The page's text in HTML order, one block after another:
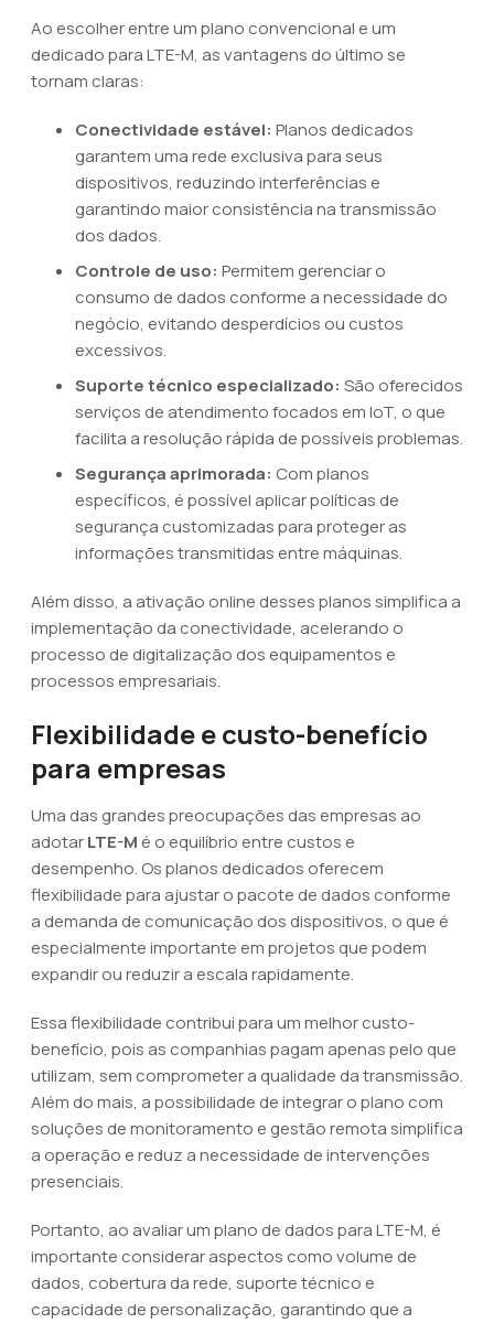
Ao escolher entre um plano convencional e um
dedicado para LTE-M, as vantagens do último se
tornam claras:
Conectividade estável: Planos dedicados
garantem uma rede exclusiva para seus
dispositivos, reduzindo interferências e
garantindo maior consistência na transmissão
dos dados.
Controle de uso: Permitem gerenciar o
consumo de dados conforme a necessidade do
negócio, evitando desperdícios ou custos
excessivos.
Suporte técnico especializado: São oferecidos
serviços de atendimento focados em IoT, o que
facilita a resolução rápida de possíveis problemas.
Segurança aprimorada: Com planos
específicos, é possível aplicar políticas de
segurança customizadas para proteger as
informações transmitidas entre máquinas.
Além disso, a ativação online desses planos simplifica a
implementação da conectividade, acelerando o
processo de digitalização dos equipamentos e
processos empresariais.
Flexibilidade e custo-benefício
para empresas
Uma das grandes preocupações das empresas ao
adotarLTE-M é o equilíbrio entre custos e
desempenho. Os planos dedicados oferecem
flexibilidade para ajustar o pacote de dados conforme
a demanda de comunicação dos dispositivos, o que é
especialmente importante em projetos que podem
expandir ou reduzir a escala rapidamente.
Essa flexibilidade contribui para um melhor custo-
benefício, pois as companhias pagam apenas pelo que
utilizam, sem comprometer a qualidade da transmissão.
Além do mais, a possibilidade de integrar o plano com
soluções de monitoramento e gestão remota simplifica
a operação e reduz a necessidade de intervenções
presenciais.
Portanto, ao avaliar um plano de dados para LTE-M, é
importante considerar aspectos como volume de
dados, cobertura da rede, suporte técnico e
capacidade de personalização, garantindo que a